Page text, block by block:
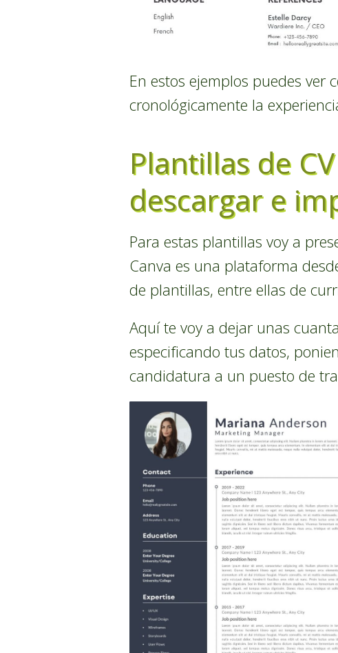
En estos ejemplos puedes ver
cronológicamente la
Plantillas de
descargar e
Para estas plantillas voy a
Canva es una plataforma
de plantillas, entre ellas de
Aquí te voy a dejar unas
especificando tus datos,
candidatura a un puesto de